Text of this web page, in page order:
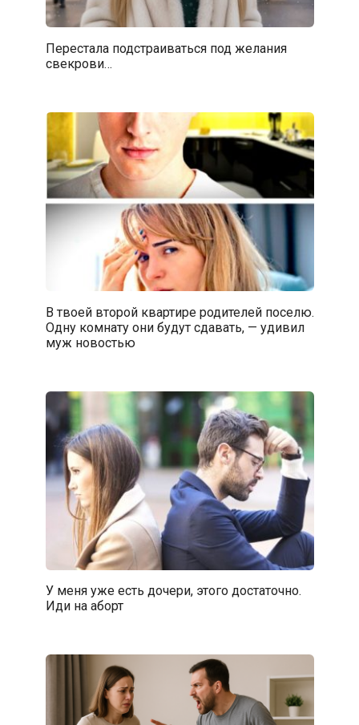
Перестала подстраиваться под желания
свекрови…
В твоей второй квартире родителей поселю.
Одну комнату они будут сдавать, — удивил
муж новостью
У меня уже есть дочери, этого достаточно.
Иди на аборт